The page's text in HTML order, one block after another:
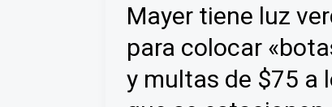
Mayer tiene luz
para colocar
y multas de $75 a